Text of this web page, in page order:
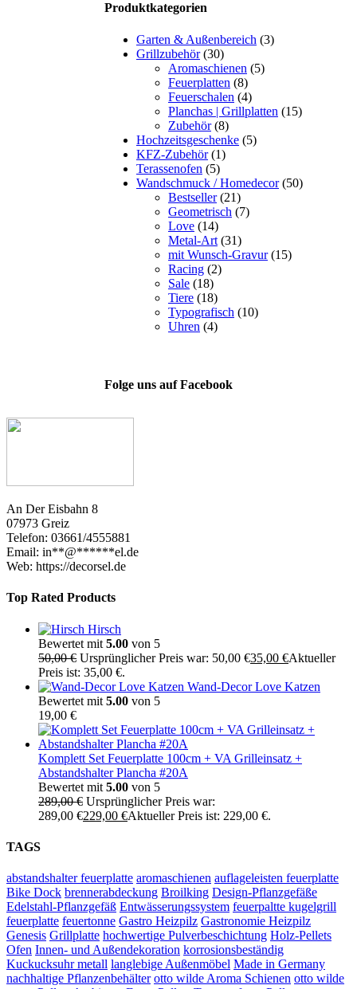
Produktkategorien
Garten & Außenbereich (3)
Grillzubehör (30)
Aromaschienen (5)
Feuerplatten (8)
Feuerschalen (4)
Planchas | Grillplatten (15)
Zubehör (8)
Hochzeitsgeschenke (5)
KFZ-Zubehör (1)
Terassenofen (5)
Wandschmuck / Homedecor (50)
Bestseller (21)
Geometrisch (7)
Love (14)
Metal-Art (31)
mit Wunsch-Gravur (15)
Racing (2)
Sale (18)
Tiere (18)
Typografisch (10)
Uhren (4)
Folge uns auf Facebook
An Der Eisbahn 8
07973 Greiz
Telefon: 03661/4555881
Email: in**@******el.de
Web: https://decorsel.de
Top Rated Products
Hirsch
Bewertet mit 5.00 von 5
50,00€ Ursprünglicher Preis war: 50,00 €35,00 €Aktueller
Preis ist: 35,00 €.
Wand-Decor Love Katzen
Bewertet mit 5.00 von 5
19,00 €
Komplett Set Feuerplatte 100cm + VA Grilleinsatz +
Abstandshalter Plancha #20A
Bewertet mit 5.00 von 5
289,00€ Ursprünglicher Preis war:
289,00 €229,00 €Aktueller Preis ist: 229,00 €.
TAGS
abstandshalter feuerplatte aromaschienen auflageleisten feuerplatte
Bike Dock brennerabdeckung Broilking Design-Pflanzgefäße
Edelstahl-Pflanzgefäß Entwässerungssystem feuerpaltte kugelgrill
feuerplatte feuertonne Gastro Heizpilz Gastronomie Heizpilz
Genesis Grillplatte hochwertige Pulverbeschichtung Holz-Pellets
Ofen Innen- und Außendekoration korrosionsbeständig
Kuckucksuhr metall langlebige Außenmöbel Made in Germany
nachhaltige Pflanzenbehälter otto wilde Aroma Schienen otto wilde